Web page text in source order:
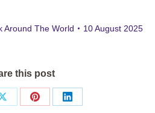
Around The World 10 August 2025
this post
Share
Share
Share